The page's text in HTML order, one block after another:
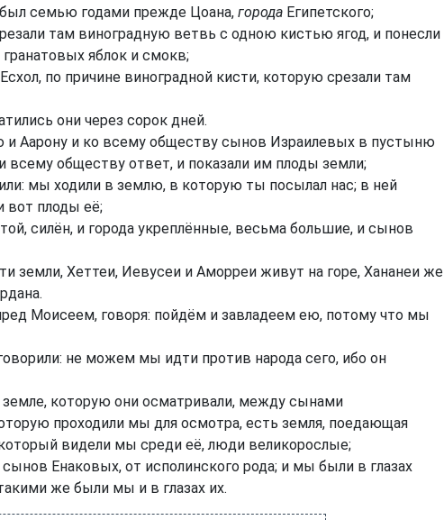
семью годами прежде Цоана, города Египетского;
там виноградную ветвь с одною кистью ягод, и понесли
яблок и смокв;
по причине виноградной кисти, которую срезали там
они через сорок дней.
Аарону и ко всему обществу сынов Израилевых в пустыню
всему обществу ответ, и показали им плоды земли;
мы ходили в землю, в которую ты посылал нас; в ней
вот плоды её;
силён, и города укреплённые, весьма большие, и сынов
земли, Хеттеи, Иевусеи и Аморреи живут на горе, Хананеи же
Моисеем, говоря: пойдём и завладеем ею, потому что мы
не можем мы идти против народа сего, ибо он
которую они осматривали, между сынами
проходили мы для осмотра, есть земля, поедающая
видели мы среди её, люди великорослые;
Енаковых, от исполинского рода; и мы были в глазах
же были мы и в глазах их.